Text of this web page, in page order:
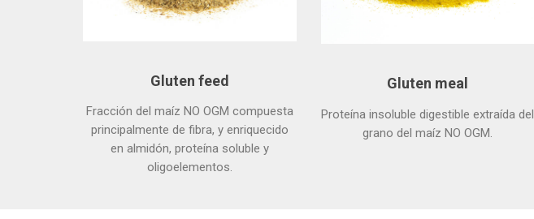
Gluten feed
Fracción del maíz NO OGM compuesta
principalmente de fibra, y enriquecido
en almidón, proteína soluble y
oligoelementos.
Gluten meal
Proteína insoluble digestible extraída del
grano del maíz NO OGM.